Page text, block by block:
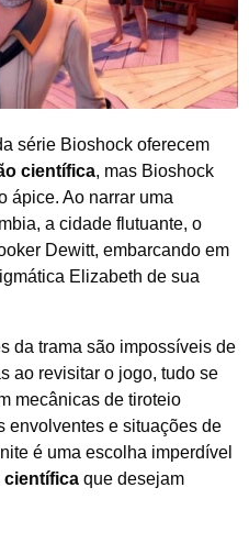
série Bioshock oferecem
científica, mas Bioshock
ápice. Ao narrar uma
a cidade flutuante, o
Dewitt, embarcando em
Elizabeth de sua
da trama são impossíveis de
ao revisitar o jogo, tudo se
mecânicas de tiroteio
envolventes e situações de
é uma escolha imperdível
científica que desejam